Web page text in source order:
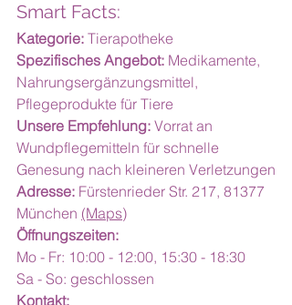
Smart Facts:
Kategorie: Tierapotheke
Spezifisches Angebot: Medikamente,
Nahrungsergänzungsmittel,
Pflegeprodukte für Tiere
Unsere Empfehlung: Vorrat an
Wundpflegemitteln für schnelle
Genesung nach kleineren Verletzungen
Adresse: Fürstenrieder Str. 217, 81377
München (Maps)
Öffnungszeiten:
Mo - Fr: 10:00 - 12:00, 15:30 - 18:30
Sa - So: geschlossen
Kontakt: